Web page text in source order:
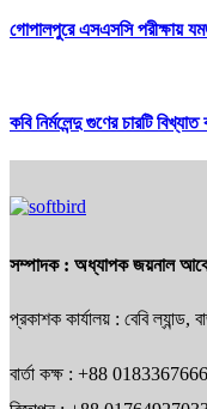
গোপালপুরে এসএসসি পরীক্ষায়
কবি নির্মলেন্দু গুণের চারটি বিখ্যাত
সম্পাদক : অধ্যাপক জয়নাল
প্রকাশক কার্যালয় : বেবি ল্যান্ড,
বার্তা কক্ষ : +88